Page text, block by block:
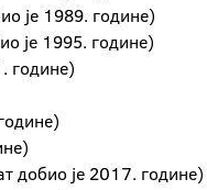
је 1989. године)
је 1995. године)
године)
добио је 2017. године)